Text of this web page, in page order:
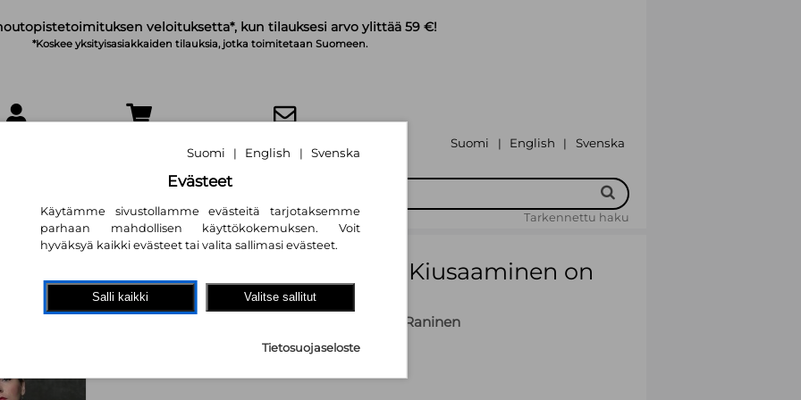
veloituksetta*, kun tilauksesi arvo ylittää 59 €!
*Koskee yksityisasiakkaiden tilauksia, jotka toimitetaan Suomeen.
Suomi | English | Svenska
Tarkennettu haku
Koulumustelmat : Kiusaaminen on
väkivaltaa
Linda-Maria Raninen
9,40 €
Suomi | English | Svenska
Evästeet
Käytämme sivustollamme evästeitä tarjotaksemme
parhaan mahdollisen käyttökokemuksen. Voit
hyväksyä kaikki evästeet tai valita sallimasi evästeet.
Salli kaikki Valitse sallitut
Tietosuojaseloste